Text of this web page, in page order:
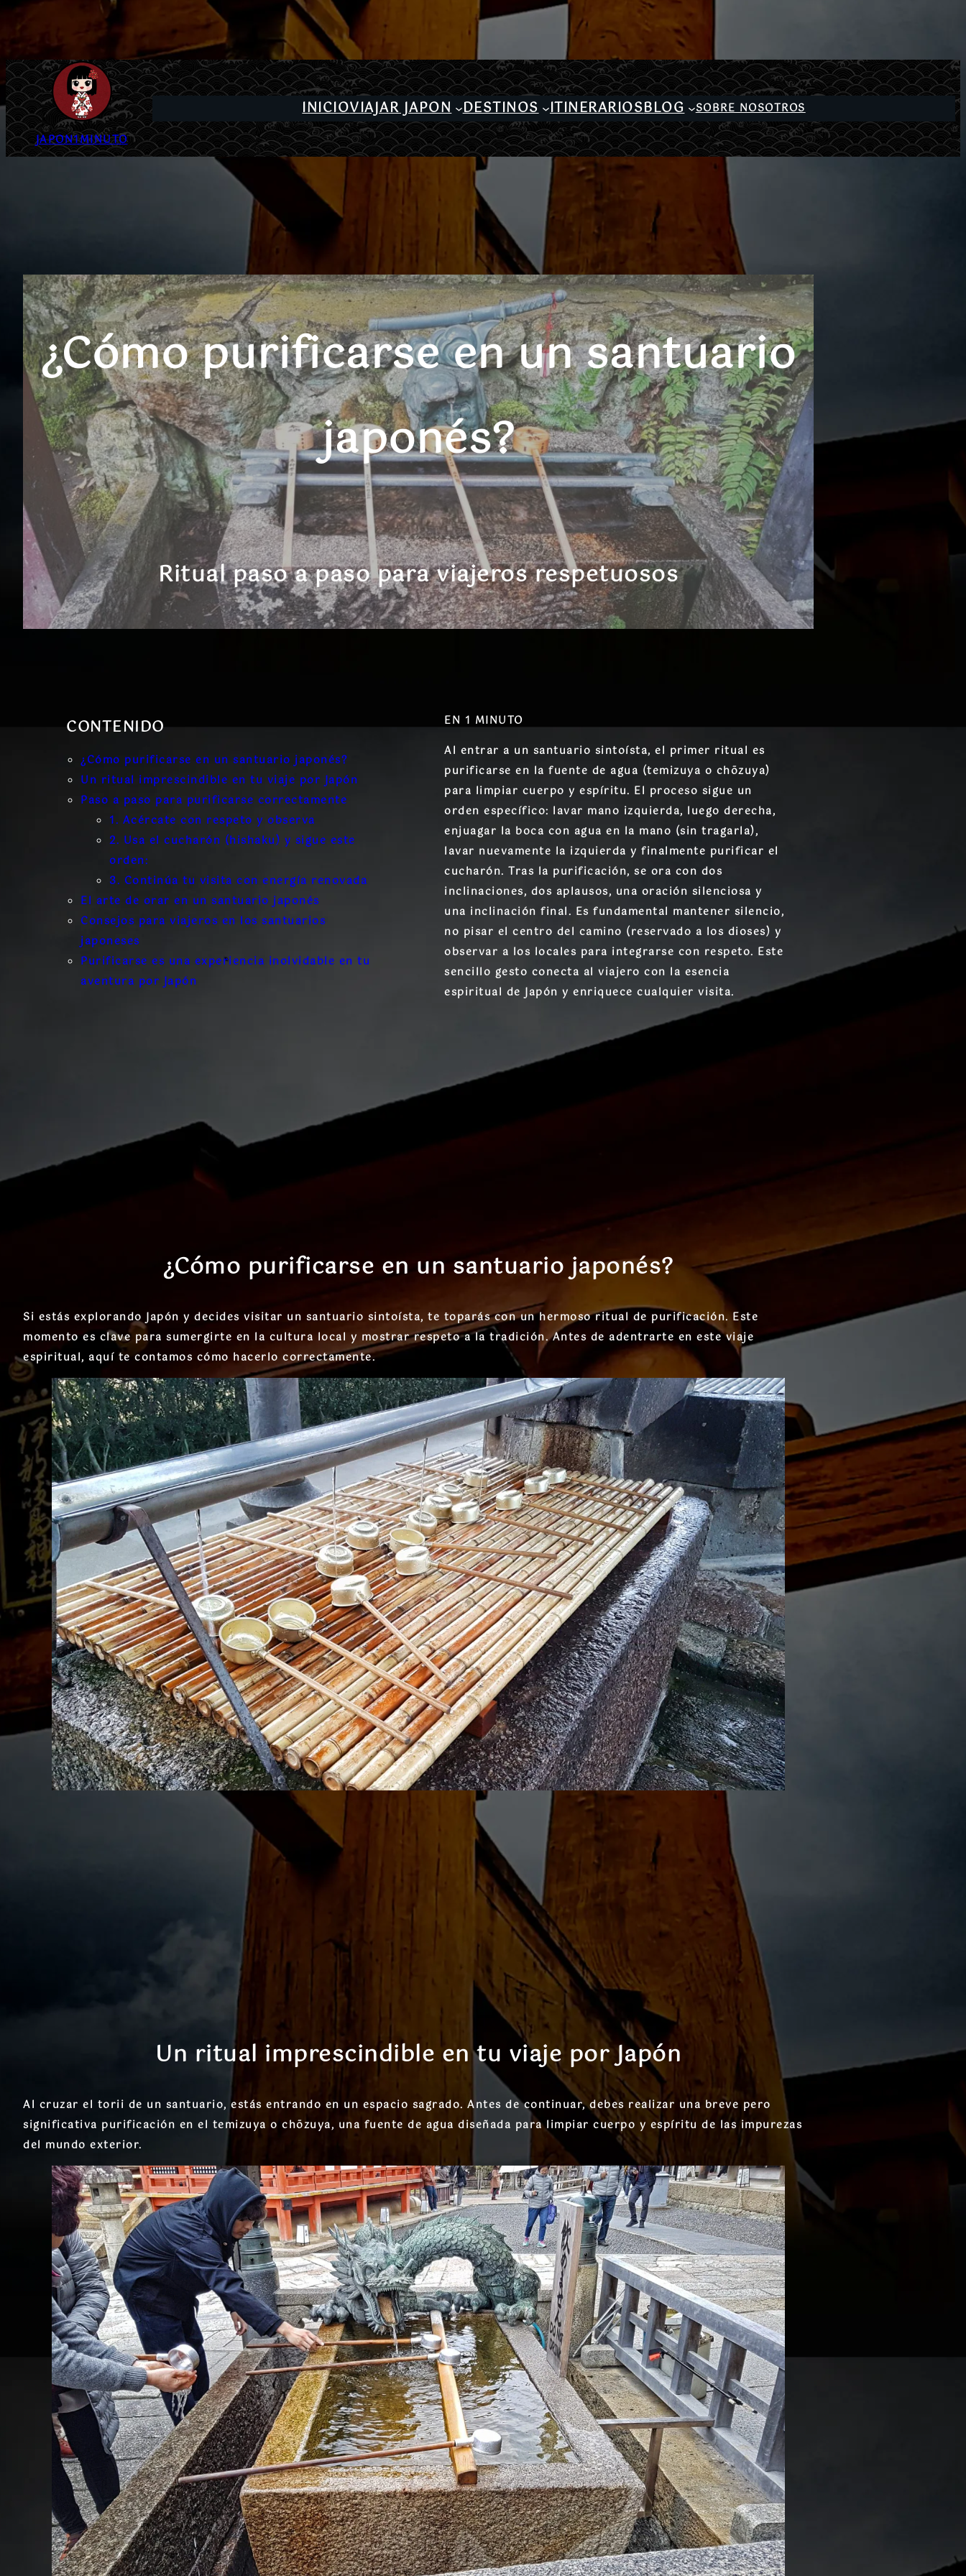
JAPON1MINUTO
INICIOVIAJAR JAPON DESTINOS ITINERARIOSBLOG SOBRE NOSOTROS
¿Cómo purificarse en un santuario
japonés?
Ritual paso a paso para viajeros respetuosos
CONTENIDO
¿Cómo purificarse en un santuario japonés?
Un ritual imprescindible en tu viaje por Japón
Paso a paso para purificarse correctamente
1. Acércate con respeto y observa
2. Usa el cucharón (hishaku) y sigue este
orden:
3. Continúa tu visita con energía renovada
El arte de orar en un santuario japonés
Consejos para viajeros en los santuarios
japoneses
Purificarse es una experiencia inolvidable en tu
aventura por Japón
EN 1 MINUTO
Al entrar a un santuario sintoísta, el primer ritual es
purificarse en la fuente de agua (temizuya o chōzuya)
para limpiar cuerpo y espíritu. El proceso sigue un
orden específico: lavar mano izquierda, luego derecha,
enjuagar la boca con agua en la mano (sin tragarla),
lavar nuevamente la izquierda y finalmente purificar el
cucharón. Tras la purificación, se ora con dos
inclinaciones, dos aplausos, una oración silenciosa y
una inclinación final. Es fundamental mantener silencio,
no pisar el centro del camino (reservado a los dioses) y
observar a los locales para integrarse con respeto. Este
sencillo gesto conecta al viajero con la esencia
espiritual de Japón y enriquece cualquier visita.
¿Cómo purificarse en un santuario japonés?
Si estás explorando Japón y decides visitar un santuario sintoísta, te toparás con un hermoso ritual de purificación. Este
momento es clave para sumergirte en la cultura local y mostrar respeto a la tradición. Antes de adentrarte en este viaje
espiritual, aquí te contamos cómo hacerlo correctamente.
Un ritual imprescindible en tu viaje por Japón
Al cruzar el torii de un santuario, estás entrando en un espacio sagrado. Antes de continuar, debes realizar una breve pero
significativa purificación en el temizuya o chōzuya, una fuente de agua diseñada para limpiar cuerpo y espíritu de las impurezas
del mundo exterior.